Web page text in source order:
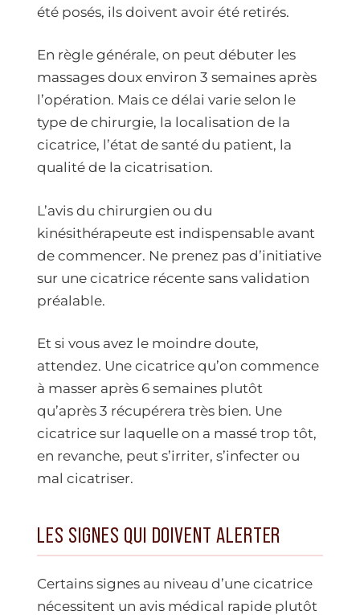
été posés, ils doivent avoir été retirés.
En règle générale, on peut débuter les
massages doux environ 3 semaines après
l’opération. Mais ce délai varie selon le
type de chirurgie, la localisation de la
cicatrice, l’état de santé du patient, la
qualité de la cicatrisation.
L’avis du chirurgien ou du
kinésithérapeute est indispensable avant
de commencer. Ne prenez pas d’initiative
sur une cicatrice récente sans validation
préalable.
Et si vous avez le moindre doute,
attendez. Une cicatrice qu’on commence
à masser après 6 semaines plutôt
qu’après 3 récupérera très bien. Une
cicatrice sur laquelle on a massé trop tôt,
en revanche, peut s’irriter, s’infecter ou
mal cicatriser.
LES SIGNES QUI DOIVENT ALERTER
Certains signes au niveau d’une cicatrice
nécessitent un avis médical rapide plutôt